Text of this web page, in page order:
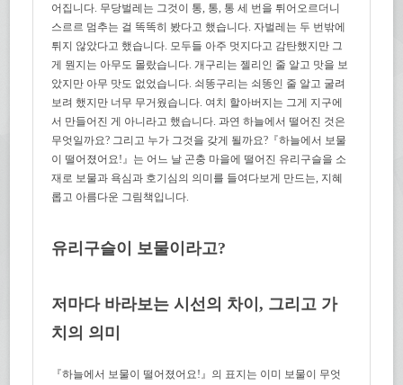
어집니다. 무당벌레는 그것이 통, 통, 통 세 번을 튀어오르더니
스르르 멈추는 걸 똑똑히 봤다고 했습니다. 자벌레는 두 번밖에
튀지 않았다고 했습니다. 모두들 아주 멋지다고 감탄했지만 그
게 뭔지는 아무도 몰랐습니다. 개구리는 젤리인 줄 알고 맛을 보
았지만 아무 맛도 없었습니다. 쇠똥구리는 쇠똥인 줄 알고 굴려
보려 했지만 너무 무거웠습니다. 여치 할아버지는 그게 지구에
서 만들어진 게 아니라고 했습니다. 과연 하늘에서 떨어진 것은
무엇일까요? 그리고 누가 그것을 갖게 될까요?『하늘에서 보물
이 떨어졌어요!』는 어느 날 곤충 마을에 떨어진 유리구슬을 소
재로 보물과 욕심과 호기심의 의미를 들여다보게 만드는, 지혜
롭고 아름다운 그림책입니다.
유리구슬이 보물이라고?
저마다 바라보는 시선의 차이, 그리고 가
치의 의미
『하늘에서 보물이 떨어졌어요!』의 표지는 이미 보물이 무엇